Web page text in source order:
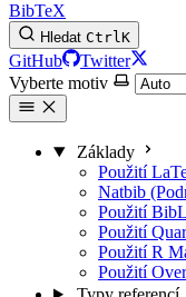
BibTeX
Hledat CtrlK
GitHub
Twitter
Vyberte motiv
Základy
Použití
Natbib
Použití
Použití
Použití R
Použití